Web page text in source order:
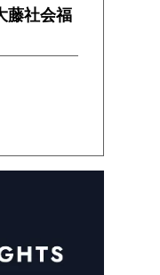
藤社会福